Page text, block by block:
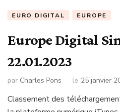
EURO DIGITAL EUROPE
Europe Digital
22.01.2023
par Charles Pons le 25 janvier
Classement des